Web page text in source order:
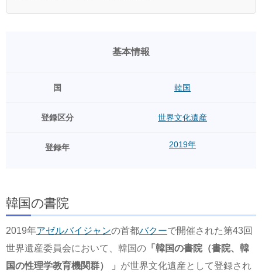
基本情報
国 韓国
登録区分 世界文化遺産
登録年 2019年
韓国の書院
2019年アゼルバイジャンの首都バクーで開催された第43回
世界遺産委員会において、韓国の 「韓国の書院（書院、韓
国の性理学教育機関群） 」 が世界文化遺産として登録され